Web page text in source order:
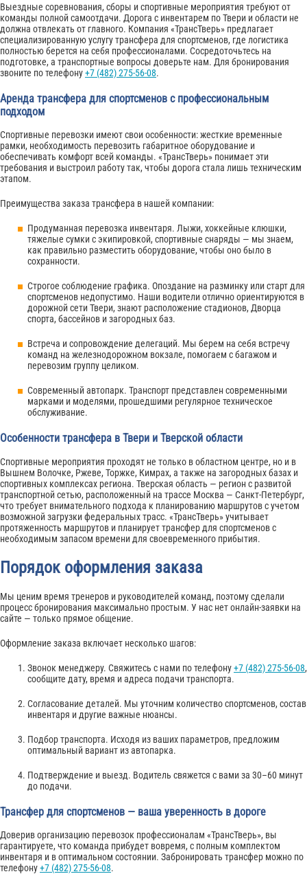
Выездные соревнования, сборы и спортивные мероприятия требуют от
команды полной самоотдачи. Дорога с инвентарем по Твери и области не
должна отвлекать от главного. Компания «ТрансТверь» предлагает
специализированную услугу трансфера для спортсменов, где логистика
полностью берется на себя профессионалами. Сосредоточьтесь на
подготовке, а транспортные вопросы доверьте нам. Для бронирования
звоните по телефону+7 (482) 275-56-08.
Аренда трансфера для спортсменов с профессиональным
подходом
Спортивные перевозки имеют свои особенности: жесткие временные
рамки, необходимость перевозить габаритное оборудование и
обеспечивать комфорт всей команды. «ТрансТверь» понимает эти
требования и выстроил работу так, чтобы дорога стала лишь техническим
этапом.
Преимущества заказа трансфера в нашей компании:
Продуманная перевозка инвентаря. Лыжи, хоккейные клюшки,
тяжелые сумки с экипировкой, спортивные снаряды — мы знаем,
как правильно разместить оборудование, чтобы оно было в
сохранности.
Строгое соблюдение графика. Опоздание на разминку или старт для
спортсменов недопустимо. Наши водители отлично ориентируются в
дорожной сети Твери, знают расположение стадионов, Дворца
спорта, бассейнов и загородных баз.
Встреча и сопровождение делегаций. Мы берем на себя встречу
команд на железнодорожном вокзале, помогаем с багажом и
перевозим группу целиком.
Современный автопарк. Транспорт представлен современными
марками и моделями, прошедшими регулярное техническое
обслуживание.
Особенности трансфера в Твери и Тверской области
Спортивные мероприятия проходят не только в областном центре, но и в
Вышнем Волочке, Ржеве, Торжке, Кимрах, а также на загородных базах и
спортивных комплексах региона. Тверская область — регион с развитой
транспортной сетью, расположенный на трассе Москва — Санкт-Петербург,
что требует внимательного подхода к планированию маршрутов с учетом
возможной загрузки федеральных трасс. «ТрансТверь» учитывает
протяженность маршрутов и планирует трансфер для спортсменов с
необходимым запасом времени для своевременного прибытия.
Порядок оформления заказа
Мы ценим время тренеров и руководителей команд, поэтому сделали
процесс бронирования максимально простым. У нас нет онлайн-заявки на
сайте — только прямое общение.
Оформление заказа включает несколько шагов:
Звонок менеджеру. Свяжитесь с нами по телефону+7 (482) 275-56-08,
сообщите дату, время и адреса подачи транспорта.
Согласование деталей. Мы уточним количество спортсменов, состав
инвентаря и другие важные нюансы.
Подбор транспорта. Исходя из ваших параметров, предложим
оптимальный вариант из автопарка.
Подтверждение и выезд. Водитель свяжется с вами за 30–60 минут
до подачи.
Трансфер для спортсменов — ваша уверенность в дороге
Доверив организацию перевозок профессионалам «ТрансТверь», вы
гарантируете, что команда прибудет вовремя, с полным комплектом
инвентаря и в оптимальном состоянии. Забронировать трансфер можно по
телефону+7 (482) 275-56-08.